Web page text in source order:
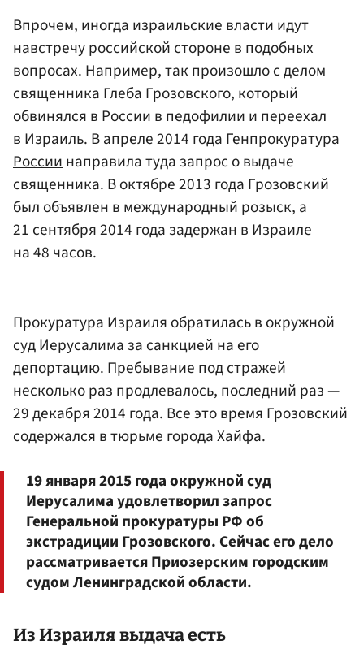
Впрочем, иногда израильские власти идут
навстречу российской стороне в подобных
вопросах. Например, так произошло с делом
священника Глеба Грозовского, который
обвинялся в России в педофилии и переехал
в Израиль. В апреле 2014 годаГенпрокуратура
Россиинаправила туда запрос о выдаче
священника. В октябре 2013 года Грозовский
был объявлен в международный розыск, а
21 сентября 2014 года задержан в Израиле
на 48 часов.
Прокуратура Израиля обратилась в окружной
суд Иерусалима за санкцией на его
депортацию. Пребывание под стражей
несколько раз продлевалось, последний раз —
29 декабря 2014 года. Все это время Грозовский
содержался в тюрьме города Хайфа.
19 января 2015 года окружной суд
Иерусалима удовлетворил запрос
Генеральной прокуратуры РФ об
экстрадиции Грозовского. Сейчас его дело
рассматривается Приозерским городским
судом Ленинградской области.
Из Израиля выдача есть